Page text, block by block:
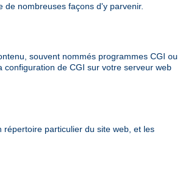
nombreuses façons d'y parvenir.
souvent nommés programmes CGI ou
de CGI sur votre serveur web
particulier du site web, et les